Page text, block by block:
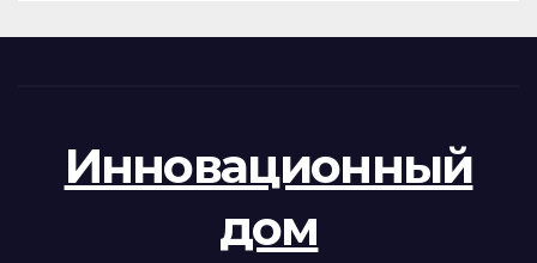
Инновационный
дом